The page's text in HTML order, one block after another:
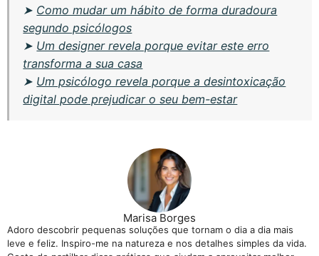
➤ Como mudar um hábito de forma duradoura
segundo psicólogos
➤ Um designer revela porque evitar este erro
transforma a sua casa
➤ Um psicólogo revela porque a desintoxicação
digital pode prejudicar o seu bem-estar
Marisa Borges
Adoro descobrir pequenas soluções que tornam o dia a dia mais
leve e feliz. Inspiro-me na natureza e nos detalhes simples da vida.